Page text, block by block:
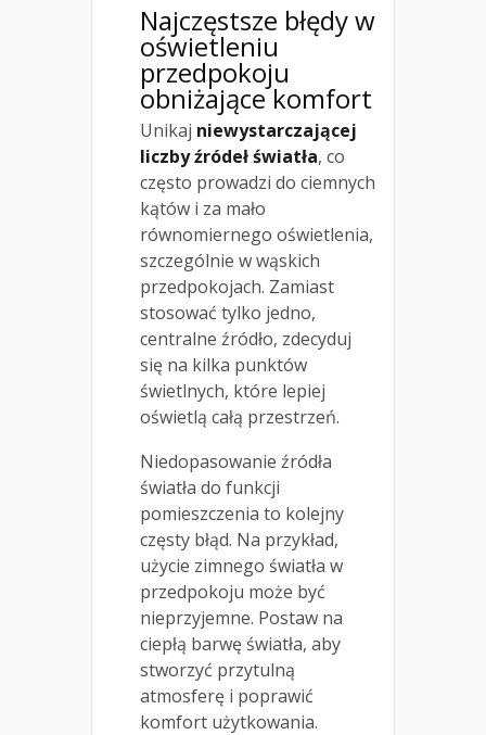
Najczęstsze błędy w
oświetleniu
przedpokoju
obniżające komfort
Unikaj niewystarczającej
liczby źródeł światła, co
często prowadzi do ciemnych
kątów i za mało
równomiernego oświetlenia,
szczególnie w wąskich
przedpokojach. Zamiast
stosować tylko jedno,
centralne źródło, zdecyduj
się na kilka punktów
świetlnych, które lepiej
oświetlą całą przestrzeń.
Niedopasowanie źródła
światła do funkcji
pomieszczenia to kolejny
częsty błąd. Na przykład,
użycie zimnego światła w
przedpokoju może być
nieprzyjemne. Postaw na
ciepłą barwę światła, aby
stworzyć przytulną
atmosferę i poprawić
komfort użytkowania.